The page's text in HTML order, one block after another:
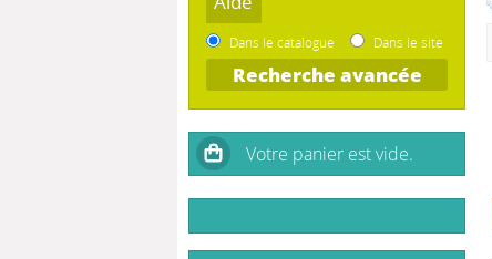
Dans le catalogue Dans le site
Recherche avancée